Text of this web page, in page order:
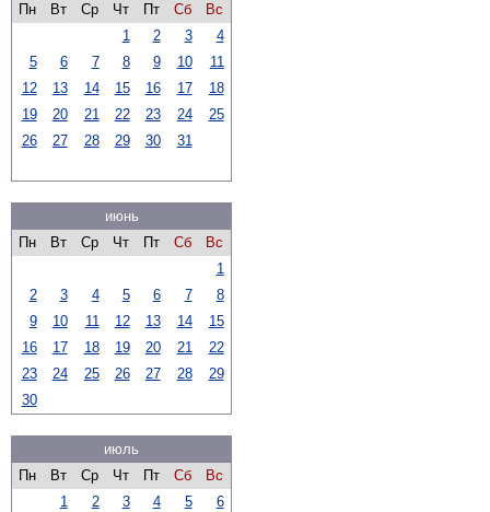
Пн
Вт Ср Чт Пт Сб
Вс
1
2 3
4
5
6 7 8 9 10
11
12
13 14 15 16 17
18
19
20 21 22 23 24
25
26
27 28 29 30 31
июнь
Пн
Вт Ср Чт Пт Сб
Вс
1
2
3 4 5 6 7
8
9
10 11 12 13 14
15
16
17 18 19 20 21
22
23
24 25 26 27 28
29
30
июль
Пн
Вт Ср Чт Пт Сб
Вс
1
2 3 4 5
6